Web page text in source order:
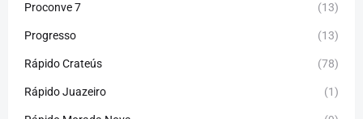
Proconve 7 (13)
Progresso (13)
Rápido Crateús (78)
Rápido Juazeiro (1)